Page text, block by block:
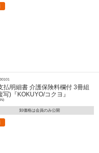
払明細書 介護保険料欄付 3冊組
写)『KOKUYO/コクヨ』
卸価格は会員のみ公開